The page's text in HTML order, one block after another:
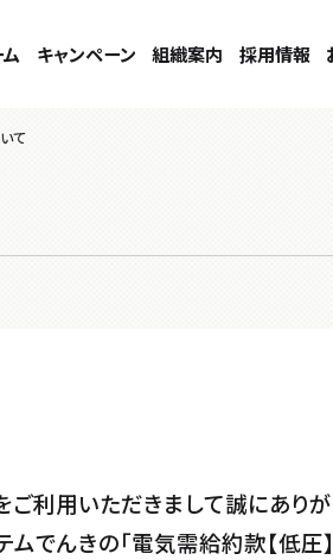
キャンペーン 組織案内 採用情報
て
利用いただきまして誠にありが
でんきの「電気需給約款【低圧